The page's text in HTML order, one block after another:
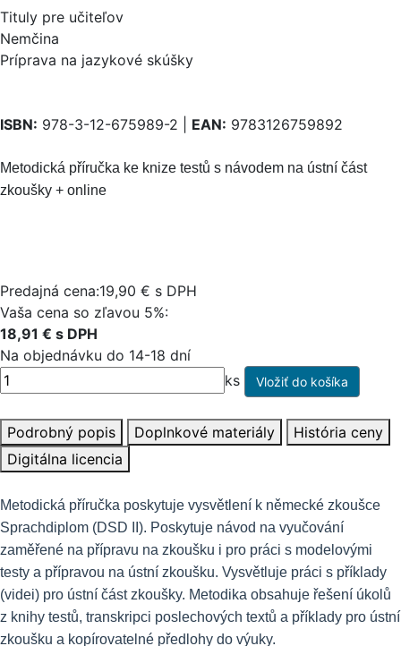
Tituly pre učiteľov
Nemčina
Príprava na jazykové skúšky
ISBN: 978-3-12-675989-2 | EAN: 9783126759892
Metodická příručka ke knize testů s návodem na ústní část
zkoušky + online
Predajná cena:19,90 € s DPH
Vaša cena so zľavou 5%:
18,91 € s DPH
Na objednávku do 14-18 dní
ks
Podrobný popis Doplnkové materiály
História ceny
Digitálna licencia
Metodická příručka poskytuje vysvětlení k německé zkoušce
Sprachdiplom (DSD II). Poskytuje návod na vyučování
zaměřené na přípravu na zkoušku i pro práci s modelovými
testy a přípravou na ústní zkoušku. Vysvětluje práci s příklady
(videi) pro ústní část zkoušky. Metodika obsahuje řešení úkolů
z knihy testů, transkripci poslechových textů a příklady pro ústní
zkoušku a kopírovatelné předlohy do výuky.